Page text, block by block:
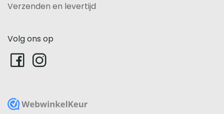
Verzenden en levertijd
Volg ons op
WebwinkelKeur